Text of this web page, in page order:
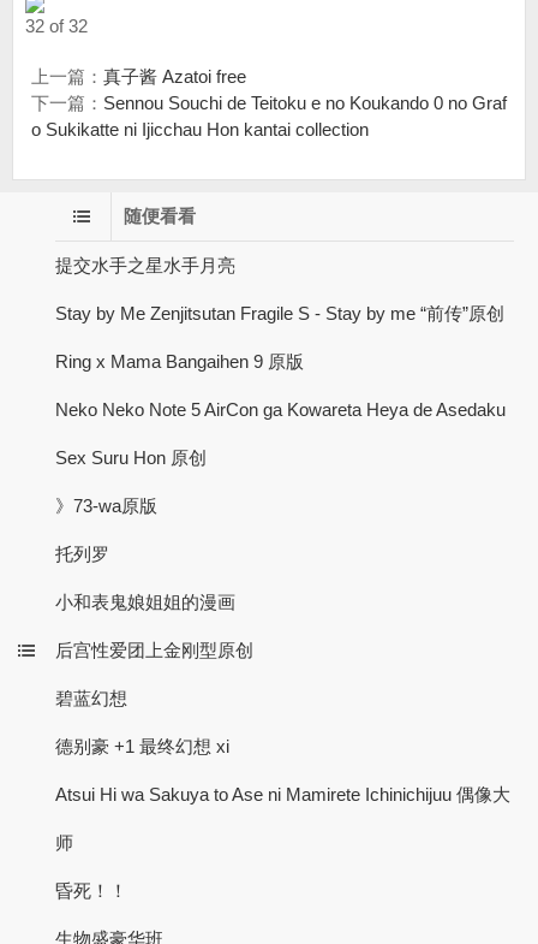
32 of 32
上一篇： 真子酱 Azatoi free
下一篇： Sennou Souchi de Teitoku e no Koukando 0 no Graf
o Sukikatte ni Ijicchau Hon kantai collection
随便看看
提交水手之星水手月亮
Stay by Me Zenjitsutan Fragile S - Stay by me “前传”原创
Ring x Mama Bangaihen 9 原版
Neko Neko Note 5 AirCon ga Kowareta Heya de Asedaku
Sex Suru Hon 原创
》73-wa原版
托列罗
小和表鬼娘姐姐的漫画
后宫性爱团上金刚型原创
碧蓝幻想
德别豪 +1 最终幻想 xi
Atsui Hi wa Sakuya to Ase ni Mamirete Ichinichijuu 偶像大
师
昏死！！
生物盛豪华班